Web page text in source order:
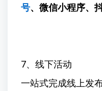
号、微信小程序、
7、线下活动
一站式完成线上发